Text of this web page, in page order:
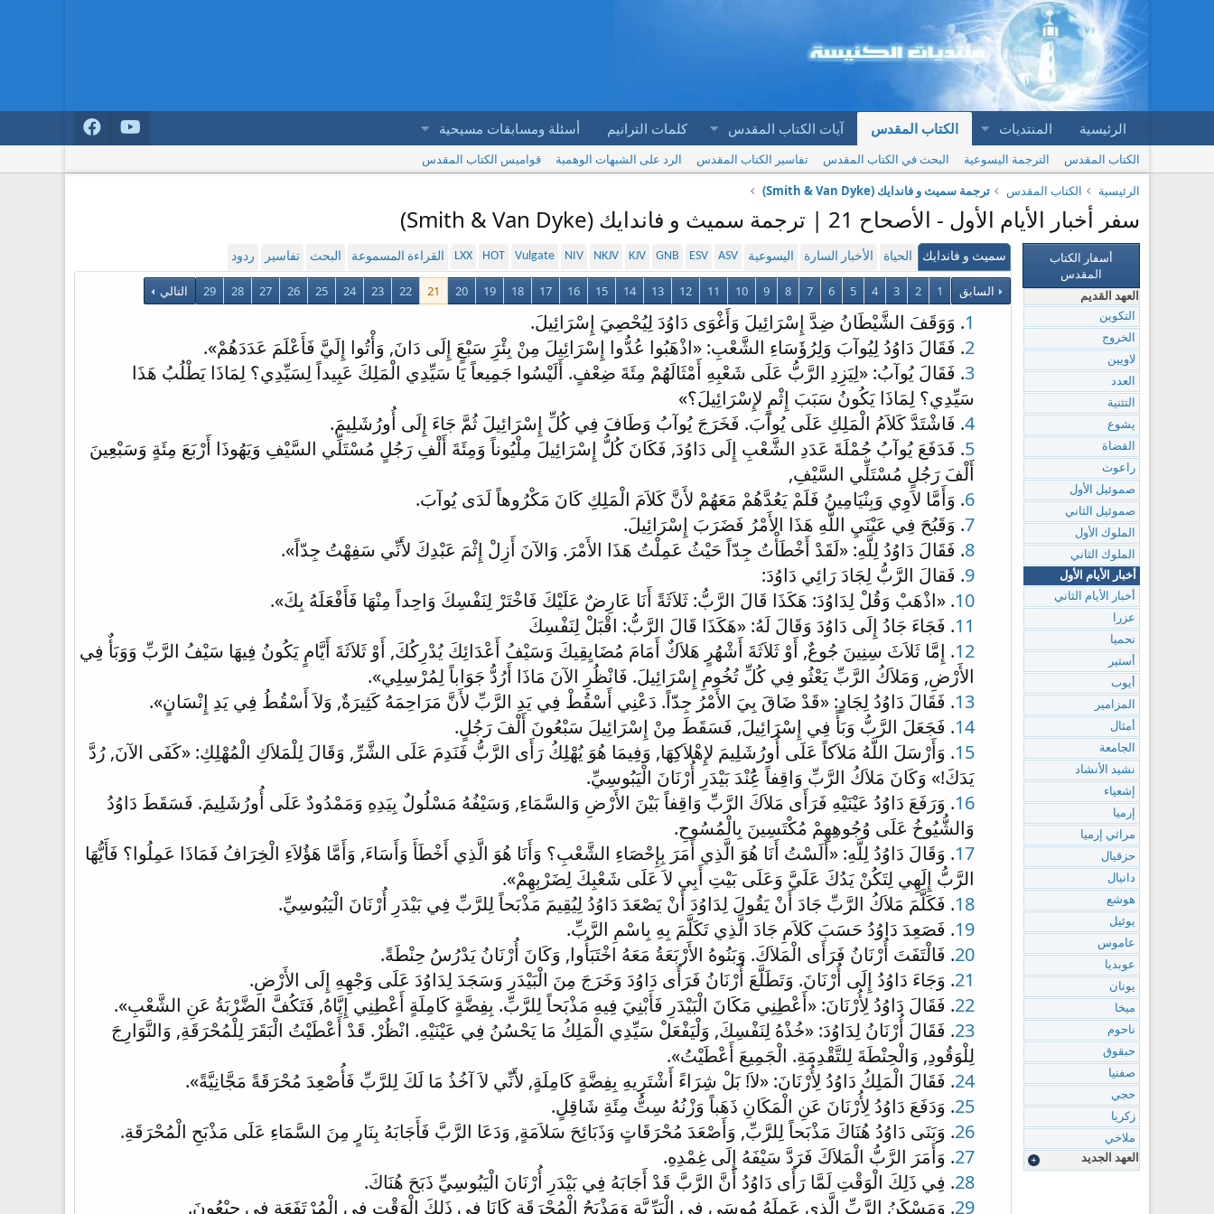
الرئيسية المنتديات الكتاب المقدس آيات الكتاب المقدس كلمات الترانيم أسئلة ومسابقات مسيحية
الكتاب المقدس الترجمة اليسوعية البحث في الكتاب المقدس تفاسير الكتاب المقدس الرد على الشبهات الوهمية
قواميس الكتاب المقدس
الرئيسية
الكتاب المقدس ترجمة سميث و فاندايك (Smith & Van Dyke)
سفر أخبار الأيام الأول - الأصحاح 21 | ترجمة سميث و فاندايك (Smith & Van Dyke)
سميث و فاندايك الحياة الأخبار السارة اليسوعية ASV
ESV
GNB
KJV
NKJV
NIV
Vulgate
HOT
LXX القراءة المسموعة البحث تفاسير ردود
السابق 1
2
3
4
5
6
7
8
9
10
11
12
13
14
15
16
17
18
19
20
21
22
23
24
25
26
27
28
29 التالي
1. وَوَقَفَ الشَّيْطَانُ ضِدَّ إِسْرَائِيلَ وَأَغْوَى دَاوُدَ لِيُحْصِيَ إِسْرَائِيلَ.
2. فَقَالَ دَاوُدُ لِيُوآبَ وَلِرُؤَسَاءِ الشَّعْبِ: «اذْهَبُوا عُدُّوا إِسْرَائِيلَ مِنْ بِئْرَِ سَبْعٍَ إِلَى دَانَ, وَأْتُوا إِلَيَّ فَأَعْلَمَ عَدَدَهُمْ».
3. فَقَالَ يُوآبُ: «لِيَزِدِ الرَّبُّ عَلَى شَعْبِهِ أَمْثَالَهُمْ مِئَةَ ضِعْفٍ. أَلَيْسُوا جَمِيعاً يَا سَيِّدِي الْمَلِكَ عَبِيداً لِسَيِّدِي؟ لِمَاذَا يَطْلُبُ هَذَا
سَيِّدِي؟ لِمَاذَا يَكُونُ سَبَبَ إِثْمٍ لإِسْرَائِيلَ؟»
4. فَاشْتَدَّ كَلاَمُ الْمَلِكِ عَلَى يُوآبَ. فَخَرَجَ يُوآبُ وَطَافَ فِي كُلِّ إِسْرَائِيلَ ثُمَّ جَاءَ إِلَى أُورُشَلِيمَ.
5. فَدَفَعَ يُوآبُ جُمْلَةَ عَدَدِ الشَّعْبِ إِلَى دَاوُدَ, فَكَانَ كُلُّ إِسْرَائِيلَ مِلْيُوناً وَمِئَةَ أَلْفِ رَجُلٍ مُسْتَلِّي السَّيْفِ وَيَهُوذَا أَرْبَعَ مِئَةٍ وَسَبْعِينَ
أَلْفَ رَجُلٍ مُسْتَلِّي السَّيْفِ,
6. وَأَمَّا لاَوِي وَبِنْيَامِينُ فَلَمْ يَعُدَّهُمْ مَعَهُمْ لأَنَّ كَلاَمَ الْمَلِكِ كَانَ مَكْرُوهاً لَدَى يُوآبَ.
7. وَقَبُحَ فِي عَيْنَيِ اللَّهِ هَذَا الأَمْرُ فَضَرَبَ إِسْرَائِيلَ.
8. فَقَالَ دَاوُدُ لِلَّهِ: «لَقَدْ أَخْطَأْتُ جِدّاً حَيْثُ عَمِلْتُ هَذَا الأَمْرَ. وَالآنَ أَزِلْ إِثْمَ عَبْدِكَ لأَنِّي سَفِهْتُ جِدّاً».
9. فَقالَ الرَّبُّ لِجَادَ رَائِي دَاوُدَ:
10. «اذْهَبْ وَقُلْ لِدَاوُدَ: هَكَذَا قَالَ الرَّبُّ: ثَلاَثَةً أَنَا عَارِضٌ عَلَيْكَ فَاخْتَرْ لِنَفْسِكَ وَاحِداً مِنْهَا فَأَفْعَلَهُ بِكَ».
11. فَجَاءَ جَادُ إِلَى دَاوُدَ وَقَالَ لَهُ: «هَكَذَا قَالَ الرَّبُّ: اقْبَلْ لِنَفْسِكَ
12. إِمَّا ثَلاَثَ سِنِينَ جُوعٌ, أَوْ ثَلاَثَةَ أَشْهُرٍ هَلاَكٌ أَمَامَ مُضَايِقِيكَ وَسَيْفُ أَعْدَائِكَ يُدْرِكُكَ, أَوْ ثَلاَثَةَ أَيَّامٍ يَكُونُ فِيهَا سَيْفُ الرَّبِّ وَوَبَأٌ فِي
الأَرْضِ, وَمَلاَكُ الرَّبِّ يَعْثُو فِي كُلِّ تُخُومِ إِسْرَائِيلَ. فَانْظُرِ الآنَ مَاذَا أَرُدُّ جَوَاباً لِمُرْسِلِي».
13. فَقَالَ دَاوُدُ لِجَادٍ: «قَدْ ضَاقَ بِيَ الأَمْرُ جِدّاً. دَعْنِي أَسْقُطْ فِي يَدِ الرَّبِّ لأَنَّ مَرَاحِمَهُ كَثِيرَةٌ, وَلاَ أَسْقُطُ فِي يَدِ إِنْسَانٍ».
14. فَجَعَلَ الرَّبُّ وَبَأً فِي إِسْرَائِيلَ, فَسَقَطَ مِنْ إِسْرَائِيلَ سَبْعُونَ أَلْفَ رَجُلٍ.
15. وَأَرْسَلَ اللَّهُ مَلاَكاً عَلَى أُورُشَلِيمَ لإِهْلاَكِهَا, وَفِيمَا هُوَ يُهْلِكُ رَأَى الرَّبُّ فَنَدِمَ عَلَى الشَّرِّ, وَقَالَ لِلْمَلاَكِ الْمُهْلِكِ: «كَفَى الآنَ, رُدَّ
يَدَكَ!» وَكَانَ مَلاَكُ الرَّبِّ وَاقِفاً عَُِنْدَ بَيْدَرِ أُرْنَانَ الْيَبُوسِيِّ.
16. وَرَفَعَ دَاوُدُ عَيْنَيْهِ فَرَأَى مَلاَكَ الرَّبِّ وَاقِفاً بَيْنَ الأَرْضِ وَالسَّمَاءِ, وَسَيْفُهُ مَسْلُولٌ بِيَدِهِ وَمَمْدُودٌ عَلَى أُورُشَلِيمَ. فَسَقَطَ دَاوُدُ
وَالشُّيُوخُ عَلَى وُجُوهِهِمْ مُكْتَسِينَ بِالْمُسُوحِ.
17. وَقَالَ دَاوُدُ لِلَّهِ: «أَلَسْتُ أَنَا هُوَ الَّذِي أَمَرَ بِإِحْصَاءِ الشَّعْبِ؟ وَأَنَا هُوَ الَّذِي أَخْطَأَ وَأَسَاءَ, وَأَمَّا هَؤُلاَءِ الْخِرَافُ فَمَاذَا عَمِلُوا؟ فَأَيُّهَا
الرَّبُّ إِلَهِي لِتَكُنْ يَدُكَ عَلَيَّ وَعَلَى بَيْتِ أَبِي لاَ عَلَى شَعْبِكَ لِضَرْبِهِمْ».
18. فَكَلَّمَ مَلاَكُ الرَّبِّ جَادَ أَنْ يَقُولَ لِدَاوُدَ أَنْ يَصْعَدَ دَاوُدُ لِيُقِيمَ مَذْبَحاً لِلرَّبِّ فِي بَيْدَرِ أُرْنَانَ الْيَبُوسِيِّ.
19. فَصَعِدَ دَاوُدُ حَسَبَ كَلاَمِ جَادَ الَّذِي تَكَلَّمَ بِهِ بِاسْمِ الرَّبِّ.
20. فَالْتَفَتَ أُرْنَانُ فَرَأَى الْمَلاَكَ. وَبَنُوهُ الأَرْبَعَةُ مَعَهُ اخْتَبَأُوا, وَكَانَ أُرْنَانُ يَدْرُسُ حِنْطَةً.
21. وَجَاءَ دَاوُدُ إِلَى أُرْنَانَ. وَتَطَلَّعَ أُرْنَانُ فَرَأَى دَاوُدَ وَخَرَجَ مِنَ الْبَيْدَرِ وَسَجَدَ لِدَاوُدَ عَلَى وَجْهِهِ إِلَى الأَرْضِ.
22. فَقَالَ دَاوُدُ لِأُرْنَانَ: «أَعْطِنِي مَكَانَ الْبَيْدَرِ فَأَبْنِيَ فِيهِ مَذْبَحاً لِلرَّبِّ. بِفِضَّةٍ كَامِلَةٍ أَعْطِنِي إِيَّاهُ, فَتَكُفَّ الضَّرْبَةُ عَنِ الشَّعْبِ».
23. فَقَالَ أُرْنَانُ لِدَاوُدَ: «خُذْهُ لِنَفْسِكَ, وَلْيَفْعَلْ سَيِّدِي الْمَلِكُ مَا يَحْسُنُ فِي عَيْنَيْهِ. انْظُرْ. قَدْ أَعْطَيْتُ الْبَقَرَ لِلْمُحْرَقَةِ, وَالنَّوَارِجَ
لِلْوَقُودِ, وَالْحِنْطَةَ لِلتَّقْدِمَةِ. الْجَمِيعَ أَعْطَيْتُ».
24. فَقَالَ الْمَلِكُ دَاوُدُ لِأُرْنَانَ: «لاَ! بَلْ شِرَاءً أَشْتَرِيهِ بِفِضَّةٍ كَامِلَةٍ, لأَنِّي لاَ آخُذُ مَا لَكَ لِلرَّبِّ فَأُصْعِدَ مُحْرَقَةً مَجَّانِيَّةً».
25. وَدَفَعَ دَاوُدُ لِأُرْنَانَ عَنِ الْمَكَانِ ذَهَباً وَزْنُهُ سِتُّ مِئَةِ شَاقِلٍ.
26. وَبَنَى دَاوُدُ هُنَاكَ مَذْبَحاً لِلرَّبِّ, وَأَصْعَدَ مُحْرَقَاتٍ وَذَبَائِحَ سَلاَمَةٍ, وَدَعَا الرَّبَّ فَأَجَابَهُ بِنَارٍ مِنَ السَّمَاءِ عَلَى مَذْبَحِ الْمُحْرَقَةِ.
27. وَأَمَرَ الرَّبُّ الْمَلاَكَ فَرَدَّ سَيْفَهُ إِلَى غِمْدِهِ.
28. فِي ذَلِكَ الْوَقْتِ لَمَّا رَأَى دَاوُدُ أَنَّ الرَّبَّ قَدْ أَجَابَهُ فِي بَيْدَرِ أُرْنَانَ الْيَبُوسِيِّ ذَبَحَ هُنَاكَ.
29. وَمَسْكَنُ الرَّبِّ الَّذِي عَمِلَهُ مُوسَى فِي الْبَرِّيَّةِ وَمَذْبَحُ الْمُحْرَقَةِ كَانَا فِي ذَلِكَ الْوَقْتِ فِي الْمُرْتَفَعَةِ فِي جِبْعُونَ.
أسفار الكتاب
المقدس
العهد القديم
التكوين
الخروج
لاويين
العدد
التثنية
يشوع
القضاة
راعوث
صموئيل الأول
صموئيل الثاني
الملوك الأول
الملوك الثاني
أخبار الأيام الأول
أخبار الأيام الثاني
عزرا
نحميا
أستير
أيوب
المزامير
أمثال
الجامعة
نشيد الأنشاد
إشعياء
إرميا
مراثي إرميا
حزقيال
دانيال
هوشع
يوئيل
عاموس
عوبديا
يونان
ميخا
ناحوم
حبقوق
صفنيا
حجي
زكريا
ملاخي
العهد الجديد